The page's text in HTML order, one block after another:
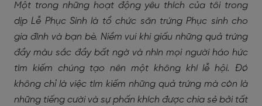
Một trong những hoạt động yêu thích của tôi trong
dịp Lễ Phục Sinh là tổ chức săn trứng Phục sinh cho
gia đình và bạn bè. Niềm vui khi giấu những quả trứng
đầy màu sắc đầy bất ngờ và nhìn mọi người háo hức
tìm kiếm chúng tạo nên một không khí lễ hội. Đó
không chỉ là việc tìm kiếm những quả trứng mà còn là
những tiếng cười và sự phấn khích được chia sẻ bởi tất